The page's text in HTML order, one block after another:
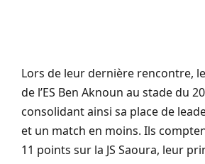
Lors de leur dernière rencontre,
de l’ES Ben Aknoun au stade du
consolidant ainsi sa place de
et un match en moins. Ils
11 points sur la JS Saoura, leur